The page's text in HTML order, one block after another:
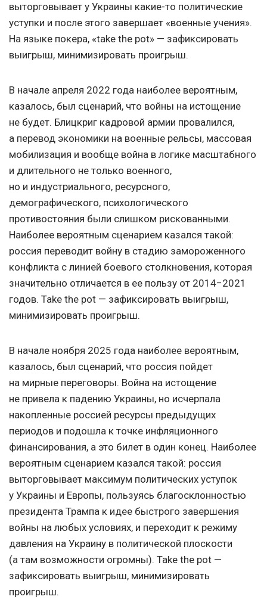
выторговывает у Украины какие-то политические
уступки и после этого завершает «военные учения».
На языке покера, «take the pot» — зафиксировать
выигрыш, минимизировать проигрыш.
В начале апреля 2022 года наиболее вероятным,
казалось, был сценарий, что войны на истощение
не будет. Блицкриг кадровой армии провалился,
а перевод экономики на военные рельсы, массовая
мобилизация и вообще война в логике масштабного
и длительного не только военного,
но и индустриального, ресурсного,
демографического, психологического
противостояния были слишком рискованными.
Наиболее вероятным сценарием казался такой:
россия переводит войну в стадию замороженного
конфликта с линией боевого столкновения, которая
значительно отличается в ее пользу от 2014−2021
годов. Take the pot — зафиксировать выигрыш,
минимизировать проигрыш.
В начале ноября 2025 года наиболее вероятным,
казалось, был сценарий, что россия пойдет
на мирные переговоры. Война на истощение
не привела к падению Украины, но исчерпала
накопленные россией ресурсы предыдущих
периодов и подошла к точке инфляционного
финансирования, а это билет в один конец. Наиболее
вероятным сценарием казался такой: россия
выторговывает максимум политических уступок
у Украины и Европы, пользуясь благосклонностью
президента Трампа к идее быстрого завершения
войны на любых условиях, и переходит к режиму
давления на Украину в политической плоскости
(а там возможности огромны). Take the pot —
зафиксировать выигрыш, минимизировать
проигрыш.